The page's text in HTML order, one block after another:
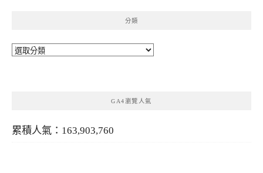
分類
分
GA4瀏覽人氣
累積人氣：163,903,760